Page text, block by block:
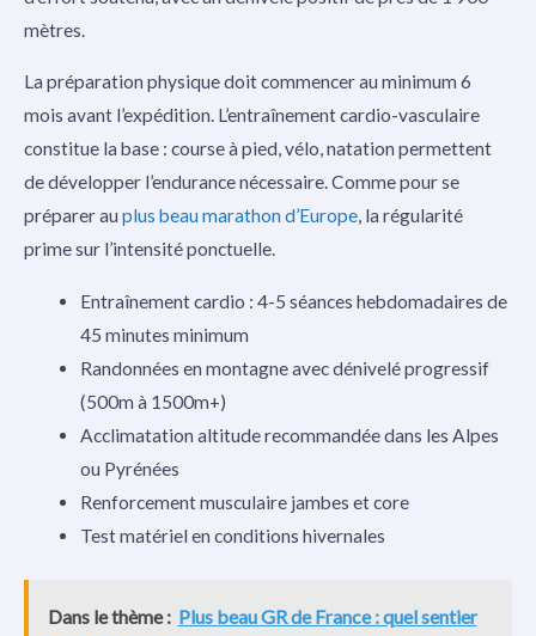
mètres.
La préparation physique doit commencer au minimum 6
mois avant l’expédition. L’entraînement cardio-vasculaire
constitue la base : course à pied, vélo, natation permettent
de développer l’endurance nécessaire. Comme pour se
préparer au plus beau marathon d’Europe, la régularité
prime sur l’intensité ponctuelle.
Entraînement cardio : 4-5 séances hebdomadaires de
45 minutes minimum
Randonnées en montagne avec dénivelé progressif
(500m à 1500m+)
Acclimatation altitude recommandée dans les Alpes
ou Pyrénées
Renforcement musculaire jambes et core
Test matériel en conditions hivernales
Dans le thème : Plus beau GR de France : quel sentier